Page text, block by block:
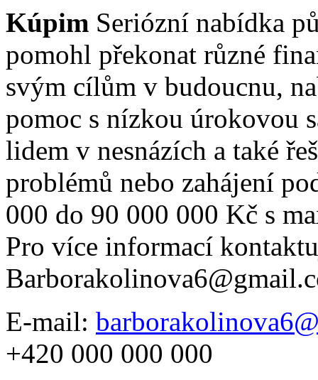
Kúpim Seriózní nabídka
pomohl překonat různé
svým cílům v budoucnu,
pomoc s nízkou úrokovou
lidem v nesnázích a také
problémů nebo zahájení
000 do 90 000 000 Kč s
Pro více informací
E-mail:
+420 000 000 000